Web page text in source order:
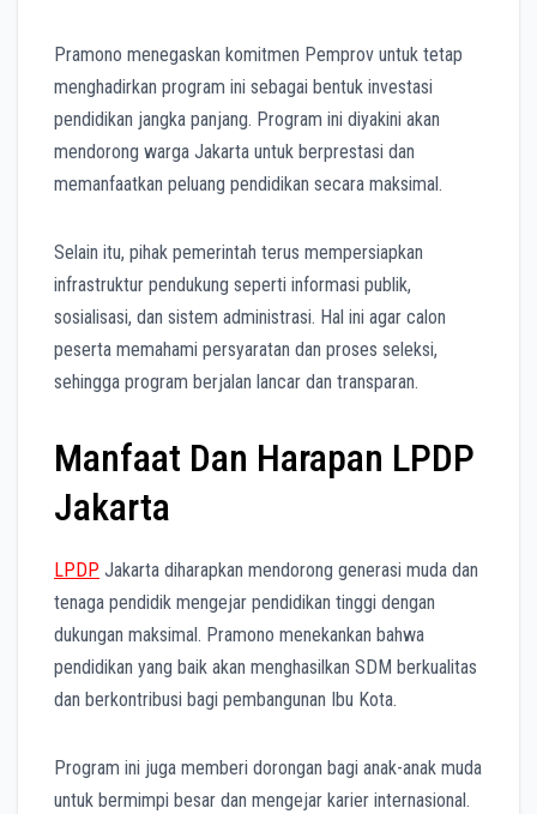
Pramono menegaskan komitmen Pemprov untuk tetap
menghadirkan program ini sebagai bentuk investasi
pendidikan jangka panjang. Program ini diyakini akan
mendorong warga Jakarta untuk berprestasi dan
memanfaatkan peluang pendidikan secara maksimal.
Selain itu, pihak pemerintah terus mempersiapkan
infrastruktur pendukung seperti informasi publik,
sosialisasi, dan sistem administrasi. Hal ini agar calon
peserta memahami persyaratan dan proses seleksi,
sehingga program berjalan lancar dan transparan.
Manfaat Dan Harapan LPDP
Jakarta
LPDP Jakarta diharapkan mendorong generasi muda dan
tenaga pendidik mengejar pendidikan tinggi dengan
dukungan maksimal. Pramono menekankan bahwa
pendidikan yang baik akan menghasilkan SDM berkualitas
dan berkontribusi bagi pembangunan Ibu Kota.
Program ini juga memberi dorongan bagi anak-anak muda
untuk bermimpi besar dan mengejar karier internasional.